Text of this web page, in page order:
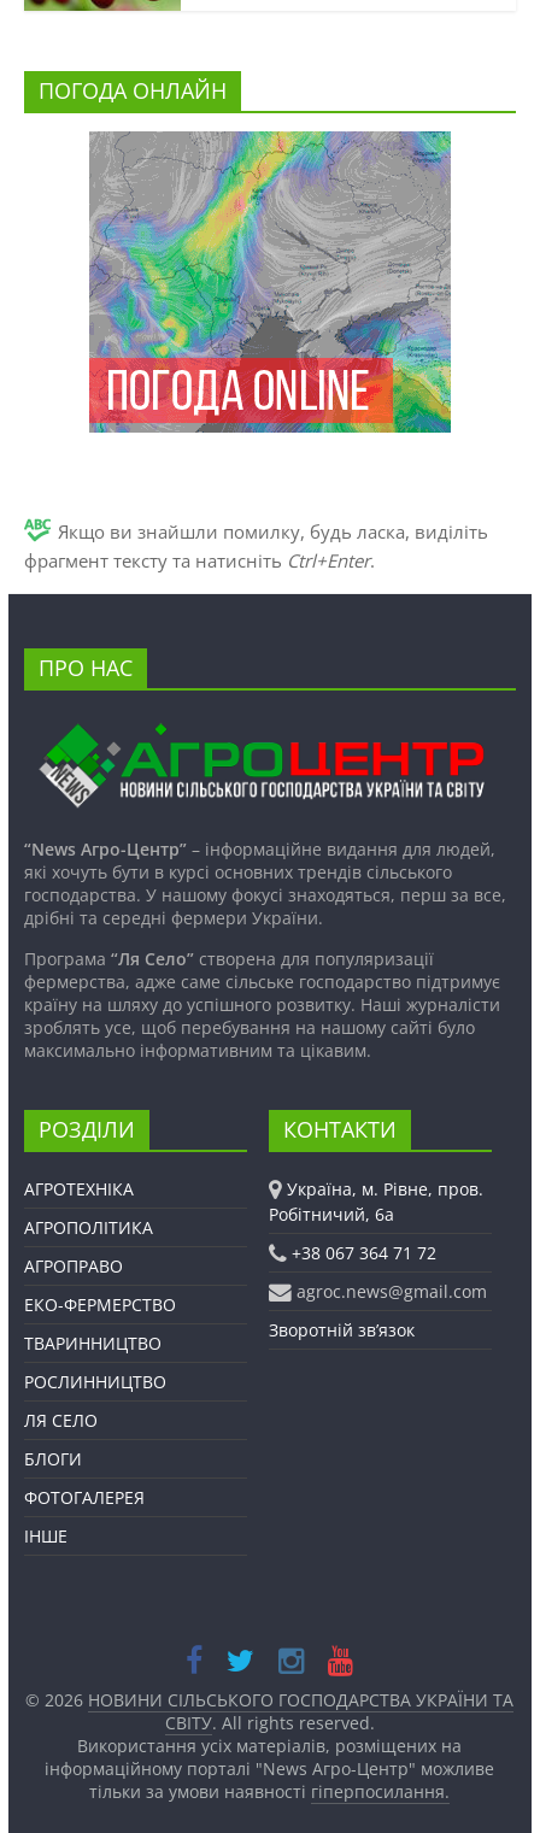
ПОГОДА ОНЛАЙН
Якщо ви знайшли помилку, будь ласка, виділіть
фрагмент тексту та натисніть Ctrl+Enter.
ПРО НАС
“News Агро-Центр”– інформаційне видання для людей,
які хочуть бути в курсі основних трендів сільського
господарства. У нашому фокусі знаходяться, перш за все,
дрібні та середні фермери України.
Програма “Ля Село”створена для популяризації
фермерства, адже саме сільське господарство підтримує
країну на шляху до успішного розвитку. Наші журналісти
зроблять усе, щоб перебування на нашому сайті було
максимально інформативним та цікавим.
РОЗДІЛИ
АГРОТЕХНІКА
АГРОПОЛІТИКА
АГРОПРАВО
ЕКО-ФЕРМЕРСТВО
ТВАРИННИЦТВО
РОСЛИННИЦТВО
ЛЯ СЕЛО
БЛОГИ
ФОТОГАЛЕРЕЯ
ІНШЕ
КОНТАКТИ
Україна, м. Рівне, пров.
Робітничий, 6а
+38 067 364 71 72
agroc.news@gmail.com
Зворотній зв’язок
© 2026 НОВИНИ СІЛЬСЬКОГО ГОСПОДАРСТВА УКРАЇНИ ТА
СВІТУ. All rights reserved.
Використання усіх матеріалів, розміщених на
інформаційному порталі "News Агро-Центр" можливе
тільки за умови наявності гіперпосилання.